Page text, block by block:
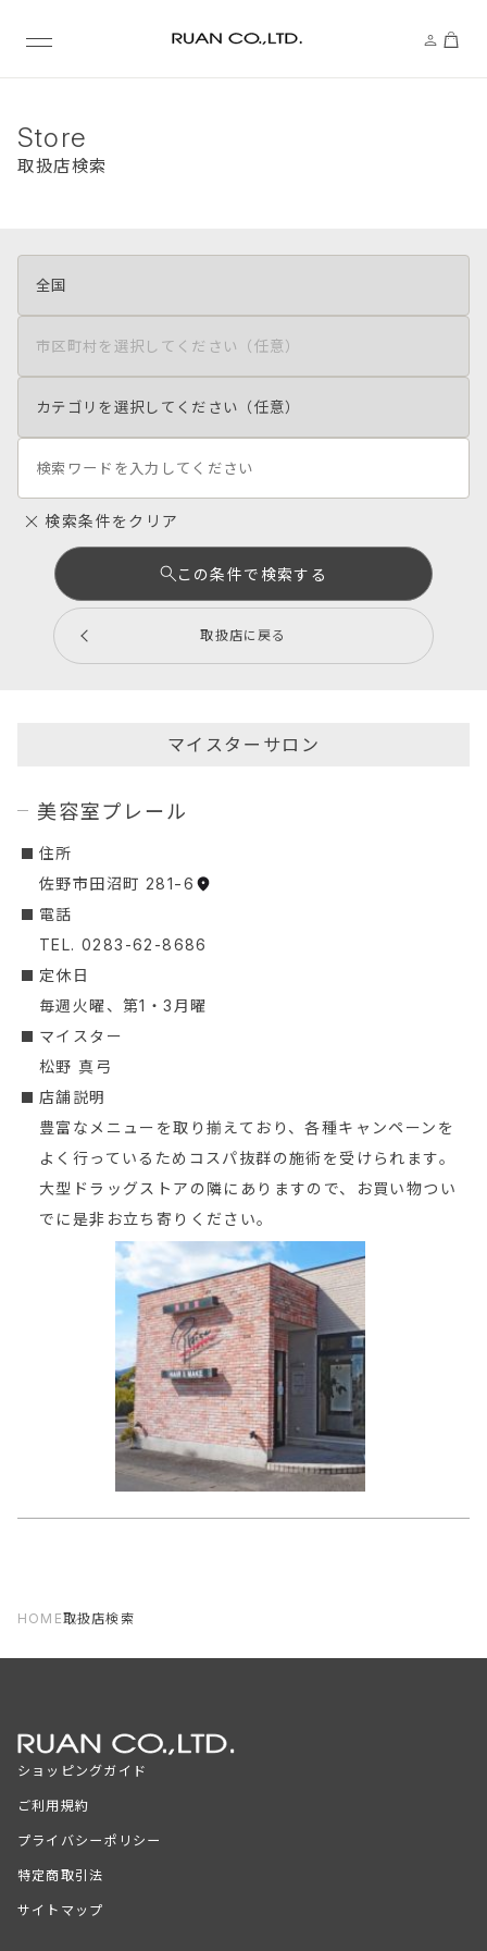
Store
取扱店検索
検索条件をクリア
この条件で検索する
取扱店に戻る
マイスターサロン
美容室プレール
︎住所
佐野市田沼町 281-6
︎電話
TEL. 0283-62-8686
定休日
毎週火曜、第1・3月曜
マイスター
松野 真弓
店舗説明
豊富なメニューを取り揃えており、各種キャンペーンを
よく行っているためコスパ抜群の施術を受けられます。
大型ドラッグストアの隣にありますので、お買い物つい
でに是非お立ち寄りください。
HOME取扱店検索
ショッピングガイド
ご利用規約
プライバシーポリシー
特定商取引法
サイトマップ